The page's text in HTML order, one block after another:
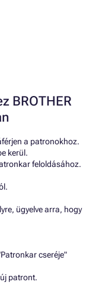
BROTHER
a patronokhoz.
kerül.
feloldásához.
ügyelve arra, hogy
cseréje"
patront.